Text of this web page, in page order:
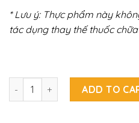
* Lưu ý: Thực phẩm này
tác dụng thay thế thuốc
TPBS Canxi Dr. Celine Canxi
ADD TO